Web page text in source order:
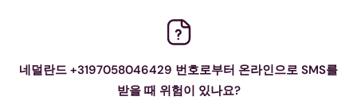
네덜란드 +3197058046429 번호로부터 온라인으로 SMS를
받을 때 위험이 있나요?